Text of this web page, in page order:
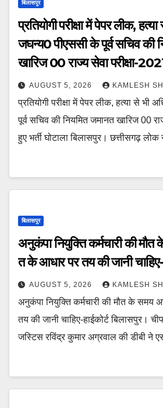
बिलासपुर
प्रतियोगी परीक्षा में पेपर लीक,
जघन्य0 पीएससी के पूर्व सचिव की
खारिज 00 राज्य सेवा परीक्षा-
AUGUST 5, 2026 KAMLESH
प्रतियोगी परीक्षा में पेपर लीक, हत्या से भी
पूर्व सचिव की नियमित जमानत खारिज 00
हुए भर्ती घोटाला बिलासपुर। छत्तीसगढ़
बिलासपुर
अनुकंपा नियुक्ति कर्मचारी की
त के आधार पर तय की जानी चाहिए-
AUGUST 5, 2026 KAMLESH
अनुकंपा नियुक्ति कर्मचारी की मौत के समय
तय की जानी चाहिए-हाईकोर्ट बिलासपुर।
जस्टिस रविंद्र कुमार अग्रवाल की डीबी ने